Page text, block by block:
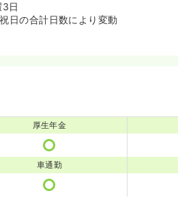
日
日の合計日数により変動
厚生年金
車通勤